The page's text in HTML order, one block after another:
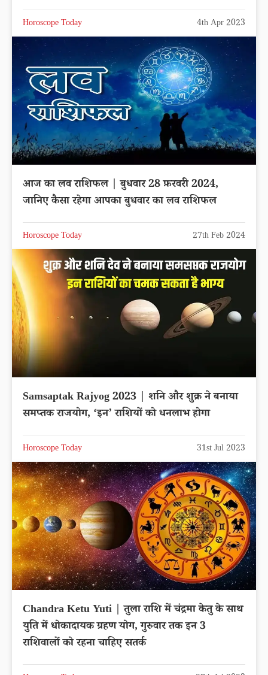
Horoscope Today 4th Apr 2023
आज का लव राशिफल | बुधवार 28 फ़रवरी 2024,
जानिए कैसा रहेगा आपका बुधवार का लव राशिफल
Horoscope Today 27th Feb 2024
Samsaptak Rajyog 2023 | शनि और शुक्र ने बनाया
समप्तक राजयोग, ‘इन’ राशियों को धनलाभ होगा
Horoscope Today 31st Jul 2023
Chandra Ketu Yuti | तुला राशि में चंद्रमा केतु के साथ
युति में धोकादायक ग्रहण योग, गुरुवार तक इन 3
राशिवालों को रहना चाहिए सतर्क